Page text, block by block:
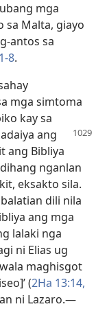
mga
sa Malta, giayo
antos sa
8.
mga simtoma
kay sa
ang
ang Bibliya
nganlan
eksakto sila.
dili nila
ang mga
lalaki nga
ni Elias ug
maghisgot
(2Ha 13:​14,
ni Lazaro.​—